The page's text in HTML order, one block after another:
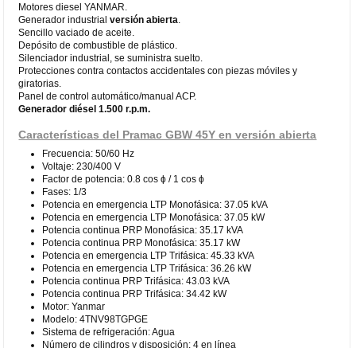
Motores diesel YANMAR.
Generador industrialversión abierta
Sencillo vaciado de aceite.
Depósito de combustible de plástico.
Silenciador industrial, se suministra suelto.
Protecciones contra contactos accidentales con piezas móviles y
giratorias.
Panel de control automático/manual ACP.
Generador diésel 1.500 r.p.m.
Características del Pramac GBW 45Y en versión abierta
Frecuencia: 50/60 Hz
Voltaje: 230/400 V
Factor de potencia: 0.8 cos ϕ / 1 cos ϕ
Fases: 1/3
Potencia en emergencia LTP Monofásica: 37.05 kVA
Potencia en emergencia LTP Monofásica: 37.05 kW
Potencia continua PRP Monofásica: 35.17 kVA
Potencia continua PRP Monofásica: 35.17 kW
Potencia en emergencia LTP Trifásica: 45.33 kVA
Potencia en emergencia LTP Trifásica: 36.26 kW
Potencia continua PRP Trifásica: 43.03 kVA
Potencia continua PRP Trifásica: 34.42 kW
Motor: Yanmar
Modelo: 4TNV98TGPGE
Sistema de refrigeración: Agua
Número de cilindros y disposición: 4 en línea